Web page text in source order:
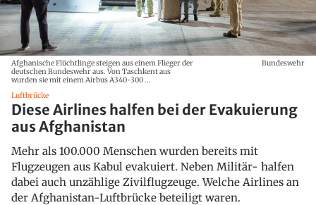
Afghanische Flüchtlinge steigen aus einem Flieger der
deutschen Bundeswehr aus. Von Taschkent aus
wurden sie mit einem Airbus A340-300 ...
Bundeswehr
Luftbrücke
Diese Airlines halfen bei der Evakuierung
aus Afghanistan
Mehr als 100.000 Menschen wurden bereits mit
Flugzeugen aus Kabul evakuiert. Neben Militär- halfen
dabei auch unzählige Zivilflugzeuge. Welche Airlines an
der Afghanistan-Luftbrücke beteiligt waren.